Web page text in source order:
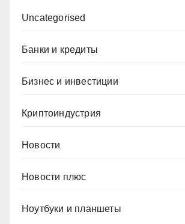
Uncategorised
Банки и кредиты
Бизнес и инвестиции
Криптоиндустрия
Новости
Новости плюс
Ноутбуки и планшеты